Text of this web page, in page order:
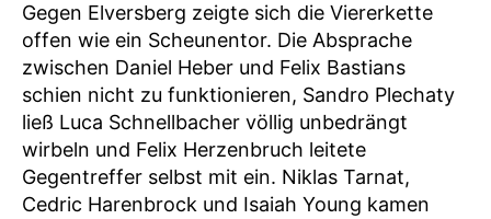
Gegen Elversberg zeigte sich die Viererkette
offen wie ein Scheunentor. Die Absprache
zwischen Daniel Heber und Felix Bastians
schien nicht zu funktionieren, Sandro Plechaty
ließ Luca Schnellbacher völlig unbedrängt
wirbeln und Felix Herzenbruch leitete
Gegentreffer selbst mit ein. Niklas Tarnat,
Cedric Harenbrock und Isaiah Young kamen